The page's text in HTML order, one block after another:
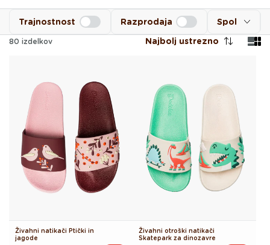
Spol
Trajnostnost Razprodaja
80 izdelkov Najbolj ustrezno
Živahni natikači Ptički in
jagode
Živahni otroški natikači
Skatepark za dinozavre